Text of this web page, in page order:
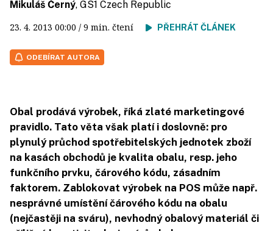
Mikuláš Černý, GS1 Czech Republic
23. 4. 2013 00:00 / 9 min. čtení PŘEHRÁT ČLÁNEK
ODEBÍRAT AUTORA
Obal prodává výrobek, říká zlaté marketingové
pravidlo. Tato věta však platí i doslovně: pro
plynulý průchod spotřebitelských jednotek zboží
na kasách obchodů je kvalita obalu, resp. jeho
funkčního prvku, čárového kódu, zásadním
faktorem. Zablokovat výrobek na POS může např.
nesprávné umístění čárového kódu na obalu
(nejčastěji na sváru), nevhodný obalový materiál či